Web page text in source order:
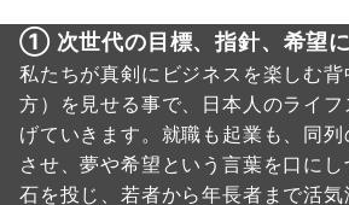
① 次世代の目標、指針、希望
私たちが真剣にビジネスを楽しむ背
方）を見せる事で、日本人のライ
げていきます。就職も起業も、同
させ、夢や希望という言葉を口に
石を投じ、若者から年長者まで活